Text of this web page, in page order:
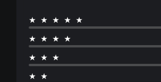
★★★★★
★★★★
★★★
★★